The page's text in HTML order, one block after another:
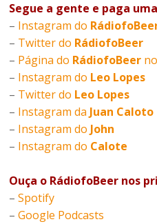
Segue a gente e paga
– Instagram do
– Twitter do RádiofoBeer
– Página do RádiofoBeer
– Instagram do Leo Lopes
– Twitter do Leo Lopes
– Instagram da Juan Caloto
– Instagram do John
– Instagram do Calote
Ouça o RádiofoBeer nos
–Spotify
–Google Podcasts